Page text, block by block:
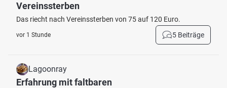
Vereinssterben
Das riecht nach Vereinssterben von 75 auf 120 Euro.
vor 1 Stunde 5 Beiträge
Lagoonray
Erfahrung mit faltbaren